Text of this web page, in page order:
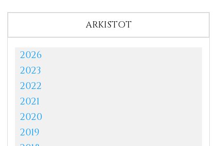
ARKISTOT
2026
2023
2022
2021
2020
2019